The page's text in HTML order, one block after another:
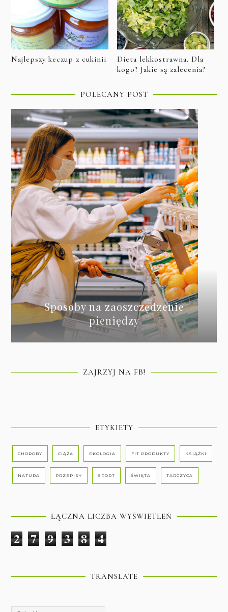
Najlepszy keczup z cukinii
Dieta lekkostrawna. Dla
kogo? Jakie są zalecenia?
POLECANY POST
Sposoby na zaoszczędzenie
pieniędzy
ZAJRZYJ NA FB!
ETYKIETY
CHOROBY CIĄŻA EKOLOGIA FIT PRODUKTY KSIĄŻKI
NATURA PRZEPISY SPORT ŚWIĘTA TARCZYCA
ŁĄCZNA LICZBA WYŚWIETLEŃ
2 7 9 3 8 4
TRANSLATE